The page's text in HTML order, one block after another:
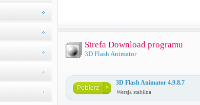
Strefa Download programu
3D Flash Animator
3D Flash Animator 4.9.8.7
Wersja stabilna